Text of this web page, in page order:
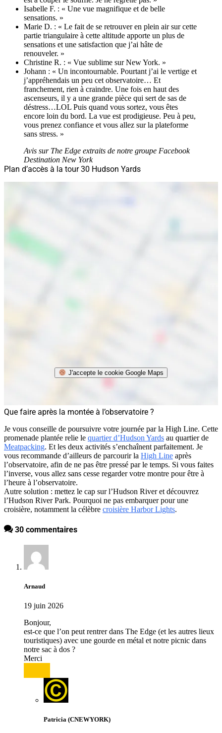
Isabelle F. : « Une vue magnifique et de belle
sensations. »
Marie D. : « Le fait de se retrouver en plein air sur cette
partie triangulaire à cette altitude apporte un plus de
sensations et une satisfaction que j’ai hâte de
renouveler. »
Christine R. : « Vue sublime sur New York. »
Johann : « Un incontournable. Pourtant j’ai le vertige et
j’appréhendais un peu cet observatoire… Et
franchement, rien à craindre. Une fois en haut des
ascenseurs, il y a une grande pièce qui sert de sas de
déstress…LOL Puis quand vous sortez, vous êtes
encore loin du bord. La vue est prodigieuse. Peu à peu,
vous prenez confiance et vous allez sur la plateforme
sans stress. »
Avis sur The Edge extraits de notre groupe Facebook
Destination New York
Plan d’accès à la tour 30 Hudson Yards
J'accepte le cookie Google Maps
Que faire après la montée à l’observatoire ?
Je vous conseille de poursuivre votre journée par la High Line. Cette
promenade plantée relie le quartier d’Hudson Yards au quartier de
Meatpacking. Et les deux activités s’enchaînent parfaitement. Je
vous recommande d’ailleurs de parcourir la High Line après
l’observatoire, afin de ne pas être pressé par le temps. Si vous faites
l’inverse, vous allez sans cesse regarder votre montre pour être à
l’heure à l’observatoire.
Autre solution : mettez le cap sur l’Hudson River et découvrez
l’Hudson River Park. Pourquoi ne pas embarquer pour une
croisière, notamment la célèbre croisière Harbor Lights.
30 commentaires
Arnaud
19 juin 2026
Bonjour,
est-ce que l’on peut rentrer dans The Edge (et les autres lieux
touristiques) avec une gourde en métal et notre picnic dans
notre sac à dos ?
Merci
Patricia (CNEWYORK)